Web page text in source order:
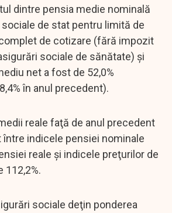
dintre pensia medie nominală
de stat pentru limită de
de cotizare (fără impozit
sociale de sănătate) şi
net a fost de 52,0%
în anul precedent).
reale faţă de anul precedent
între indicele pensiei nominale
reale şi indicele preţurilor de
112,2%.
sociale deţin ponderea